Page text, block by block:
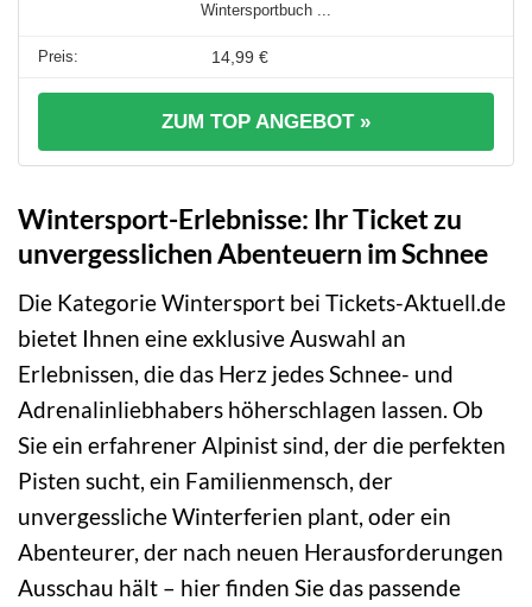
Wintersportbuch ...
14,99 €
ZUM TOP ANGEBOT »
Wintersport-Erlebnisse: Ihr Ticket zu
unvergesslichen Abenteuern im Schnee
Die Kategorie Wintersport bei Tickets-Aktuell.de
bietet Ihnen eine exklusive Auswahl an
Erlebnissen, die das Herz jedes Schnee- und
Adrenalinliebhabers höherschlagen lassen. Ob
Sie ein erfahrener Alpinist sind, der die perfekten
Pisten sucht, ein Familienmensch, der
unvergessliche Winterferien plant, oder ein
Abenteurer, der nach neuen Herausforderungen
Ausschau hält – hier finden Sie das passende